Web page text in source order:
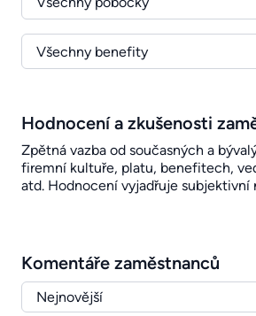
Hodnocení a zkušenosti
Zpětná vazba od současných a
firemní kultuře, platu, benefitech,
atd. Hodnocení vyjadřuje subjektivní
Komentáře zaměstnanců